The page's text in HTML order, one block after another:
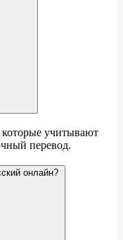
учитывают
перевод.
онлайн?